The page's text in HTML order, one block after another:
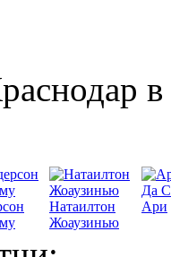
в
Натаилтон
Жоаузинью
Да
Ари